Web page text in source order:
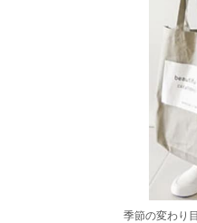
季節の変わり